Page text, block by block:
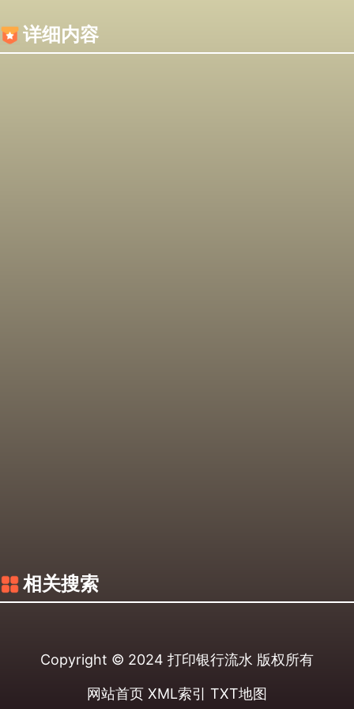
详细内容
相关搜索
Copyright © 2024 打印银行流水 版权所有
网站首页 XML索引 TXT地图